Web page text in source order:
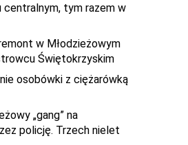
tym razem w
w Młodzieżowym
Świętokrzyskim
osobówki z ciężarówką
„gang” na
policję. Trzech nielet